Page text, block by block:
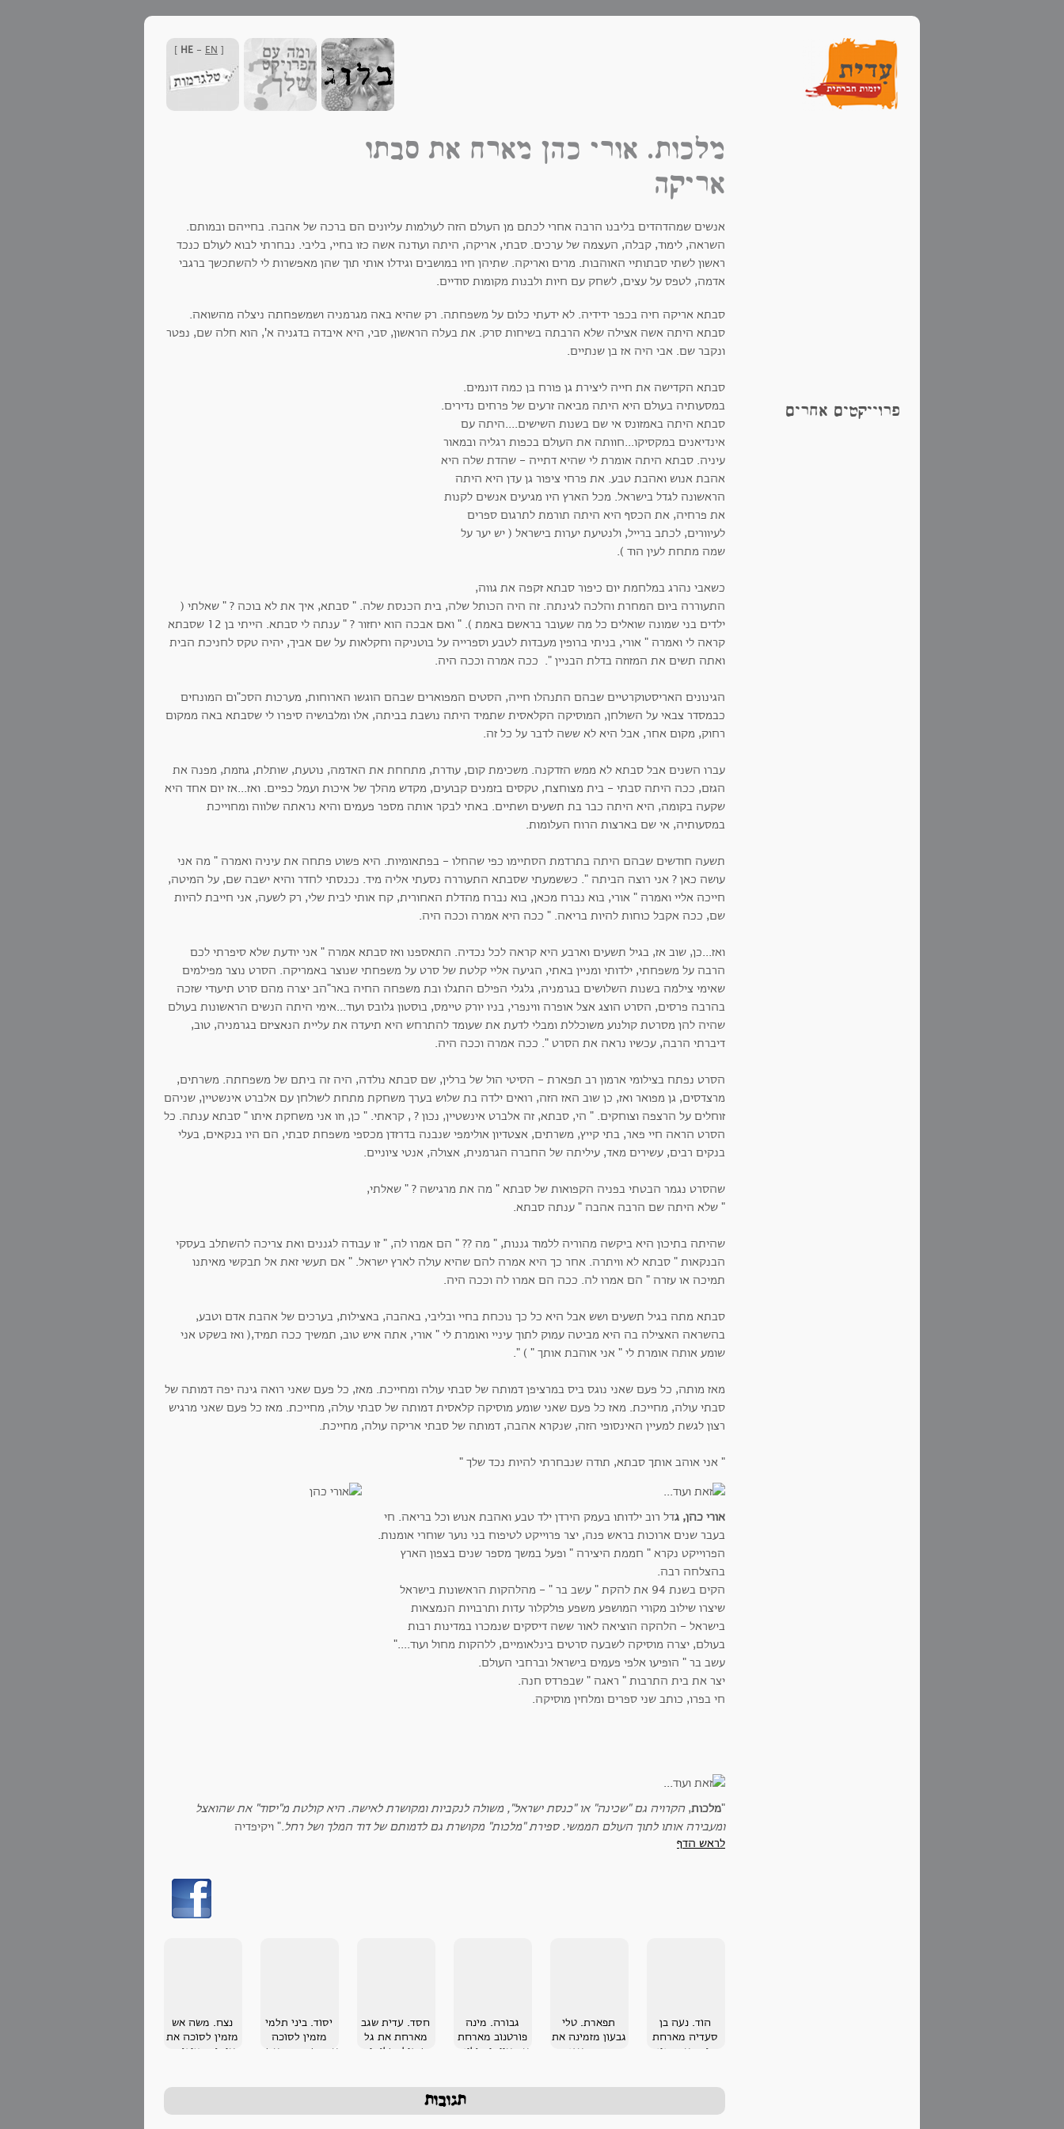
[
HE - EN
]
פרוייקטים אחרים
מלכות. אורי כהן מארח את סבתו
אריקה
אנשים שמהדהדים בליבנו הרבה אחרי לכתם מן העולם הזה לעולמות עליונים הם ברכה של אהבה. בחייהם ובמותם.
השראה, לימוד, קבלה, העצמה של ערכים. סבתי, אריקה, היתה ועודנה אשה כזו בחיי, בליבי. נבחרתי לבוא לעולם כנכד
ראשון לשתי סבתותיי האוהבות. מרים ואריקה. שתיהן חיו במושבים וגידלו אותי תוך שהן מאפשרות לי להשתכשך ברגבי
אדמה, לטפס על עצים, לשחק עם חיות ולבנות מקומות סודיים.
סבתא אריקה חיה בכפר ידידיה. לא ידעתי כלום על משפחתה. רק שהיא באה מגרמניה ושמשפחתה ניצלה מהשואה.
סבתא היתה אשה אצילה שלא הרבתה בשיחות סרק. את בעלה הראשון, סבי, היא איבדה בדגניה א', הוא חלה שם, נפטר
ונקבר שם. אבי היה אז בן שנתיים.
סבתא הקדישה את חייה ליצירת גן פורח בן כמה דונמים.
במסעותיה בעולם היא היתה מביאה זרעים של פרחים נדירים.
סבתא היתה באמזונס אי שם בשנות השישים....היתה עם
אינדיאנים במקסיקו...חוותה את העולם בכפות רגליה ובמאור
עיניה. סבתא היתה אומרת לי שהיא דתייה - שהדת שלה היא
אהבת אנוש ואהבת טבע. את פרחי ציפור גן עדן היא היתה
הראשונה לגדל בישראל. מכל הארץ היו מגיעים אנשים לקנות
את פרחיה, את הכסף היא היתה תורמת לתרגום ספרים
לעיוורים, לכתב ברייל, ולנטיעת יערות בישראל ( יש יער על
שמה מתחת לעין הוד ).
כשאבי נהרג במלחמת יום כיפור סבתא זקפה את גווה,
התעוררה ביום המחרת והלכה לגינתה. זה היה הכותל שלה, בית הכנסת שלה. " סבתא, איך את לא בוכה ? " שאלתי (
ילדים בני שמונה שואלים כל מה שעובר בראשם באמת ). " ואם אבכה הוא יחזור ? " ענתה לי סבתא. הייתי בן 12 שסבתא
קראה לי ואמרה " אורי, בניתי ברופין מעבדות לטבע וספרייה על בוטניקה וחקלאות על שם אביך, יהיה טקס לחניכת הבית
ואתה תשים את המזוזה בדלת הבניין ". ככה אמרה וככה היה.
הגינונים האריסטוקרטיים שבהם התנהלו חייה, הסטים המפוארים שבהם הוגשו הארוחות, מערכות הסכ"ום המונחים
כבמסדר צבאי על השולחן, המוסיקה הקלאסית שתמיד היתה נושבת בביתה, אלו ומלבושיה סיפרו לי שסבתא באה ממקום
רחוק, מקום אחר, אבל היא לא ששה לדבר על כל זה.
עברו השנים אבל סבתא לא ממש הזדקנה. משכימת קום, עודרת, מתחחת את האדמה, נוטעת, שותלת, גוזמת, מפנה את
הגזם, ככה היתה סבתי - בית מצוחצח, טקסים בזמנים קבועים, מקדש מהלך של איכות ועמל כפיים. ואז...אז יום אחד היא
שקעה בקומה, היא היתה כבר בת תשעים ושתיים. באתי לבקר אותה מספר פעמים והיא נראתה שלווה ומחוייכת
במסעותיה, אי שם בארצות הרוח העלומות.
תשעה חודשים שבהם היתה בתרדמת הסתיימו כפי שהחלו - בפתאומיות. היא פשוט פתחה את עיניה ואמרה " מה אני
עושה כאן ? אני רוצה הביתה ". כששמעתי שסבתא התעוררה נסעתי אליה מיד. נכנסתי לחדר והיא ישבה שם, על המיטה,
חייכה אליי ואמרה " אורי, בוא נברח מכאן, בוא נברח מהדלת האחורית, קח אותי לבית שלי, רק לשעה, אני חייבת להיות
שם, ככה אקבל כוחות להיות בריאה. " ככה היא אמרה וככה היה.
ואז...כן, שוב אז, בגיל תשעים וארבע היא קראה לכל נכדיה. התאספנו ואז סבתא אמרה " אני יודעת שלא סיפרתי לכם
הרבה על משפחתי, ילדותי ומניין באתי, הגיעה אליי קלטת של סרט על משפחתי שנוצר באמריקה. הסרט נוצר מפילמים
שאימי צילמה בשנות השלושים בגרמניה, גלגלי הפילם התגלו ובת משפחה החיה באר"הב יצרה מהם סרט תיעודי שזכה
בהרבה פרסים, הסרט הוצג אצל אופרה ווינפרי, בניו יורק טיימס, בוסטון גלובס ועוד...אימי היתה הנשים הראשונות בעולם
שהיה להן מסרטת קולנוע משוכללת ומבלי לדעת את שעומד להתרחש היא תיעדה את עליית הנאציזם בגרמניה, טוב,
דיברתי הרבה, עכשיו נראה את הסרט ". ככה אמרה וככה היה.
הסרט נפתח בצילומי ארמון רב תפארת - הסיטי הול של ברלין, שם סבתא נולדה, היה זה ביתם של משפחתה. משרתים,
מרצדסים, גן מפואר ואז, כן שוב האז הזה, רואים ילדה בת שלוש בערך משחקת מתחת לשולחן עם אלברט אינשטיין, שניהם
זוחלים על הרצפה וצוחקים. " הי, סבתא, זה אלברט אינשטיין, נכון ? , קראתי. " כן, וזו אני משחקת איתו " סבתא ענתה. כל
הסרט הראה חיי פאר, בתי קייץ, משרתים, אצטדיון אולימפי שנבנה בדרזדן מכספי משפחת סבתי, הם היו בנקאים, בעלי
בנקים רבים, עשירים מאד, עיליתה של החברה הגרמנית, אצולה, אנטי ציוניים.
שהסרט נגמר הבטתי בפניה הקפואות של סבתא " מה את מרגישה ? " שאלתי,
" שלא היתה שם הרבה אהבה " ענתה סבתא.
שהיתה בתיכון היא ביקשה מהוריה ללמוד גננות, " מה ?? " הם אמרו לה, " זו עבודה לגננים ואת צריכה להשתלב בעסקי
הבנקאות " סבתא לא וויתרה. אחר כך היא אמרה להם שהיא עולה לארץ ישראל. " אם תעשי זאת אל תבקשי מאיתנו
תמיכה או עזרה " הם אמרו לה. ככה הם אמרו לה וככה היה.
סבתא מתה בגיל תשעים ושש אבל היא כל כך נוכחת בחיי ובליבי, באהבה, באצילות, בערכים של אהבת אדם וטבע,
בהשראה האצילה בה היא מביטה עמוק לתוך עיניי ואומרת לי " אורי, אתה איש טוב, תמשיך ככה תמיד,( ואז בשקט אני
שומע אותה אומרת לי " אני אוהבת אותך " ) ".
מאז מותה, כל פעם שאני נוגס ביס במרציפן דמותה של סבתי עולה ומחייכת. מאז, כל פעם שאני רואה גינה יפה דמותה של
סבתי עולה, מחייכת. מאז כל פעם שאני שומע מוסיקה קלאסית דמותה של סבתי עולה, מחייכת. מאז כל פעם שאני מרגיש
רצון לגשת למעיין האינסופי הזה, שנקרא אהבה, דמותה של סבתי אריקה עולה, מחייכת.
" אני אוהב אותך סבתא, תודה שנבחרתי להיות נכד שלך "
אורי כהן, גדל רוב ילדותו בעמק הירדן ילד טבע ואהבת אנוש וכל בריאה. חי
בעבר שנים ארוכות בראש פנה, יצר פרוייקט לטיפוח בני נוער שוחרי אומנות.
הפרוייקט נקרא " חממת היצירה " ופעל במשך מספר שנים בצפון הארץ
בהצלחה רבה.
הקים בשנת 94 את להקת " עשב בר " - מהלהקות הראשונות בישראל
שיצרו שילוב מקורי המושפע משפע פולקלור עדות ותרבויות הנמצאות
בישראל - הלהקה הוציאה לאור ששה דיסקים שנמכרו במדינות רבות
בעולם, יצרה מוסיקה לשבעה סרטים בינלאומיים, ללהקות מחול ועוד...."
עשב בר " הופיעו אלפי פעמים בישראל וברחבי העולם.
יצר את בית התרבות " ראגה " שבפרדס חנה.
חי בפרו, כותב שני ספרים ומלחין מוסיקה.
"מלכות, הקרויה גם "שכינה" או "כנסת ישראל", משולה לנקביות ומקושרת לאישה. היא קולטת מ"יסוד" את שהואצל
ומעבירה אותו לתוך העולם הממשי. ספירת "מלכות" מקושרת גם לדמותם של דוד המלך ושל רחל." ויקיפדיה
לראש הדף
הוד. נעה בן
סעדיה מארחת
בסוכה את- נינה
תפארת. טלי
גבעון מזמינה את
סבתה,- אגנסה
גבורה. מינה
פורטנוב מארחת
את איימי מולינס
חסד. עדית שגב
מארחת את גל
שרגיל, שלומית
יסוד. ביני תלמי
מזמין לסוכה
את-שרח בת אשר
נצח. משה אש
מזמין לסוכה את
אימו, - ציפורה
תגובות